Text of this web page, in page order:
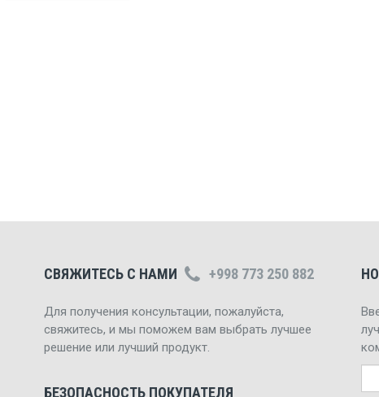
СВЯЖИТЕСЬ С НАМИ +998 773 250 882
Для получения консультации, пожалуйста,
свяжитесь, и мы поможем вам выбрать лучшее
решение или лучший продукт.
БЕЗОПАСНОСТЬ ПОКУПАТЕЛЯ